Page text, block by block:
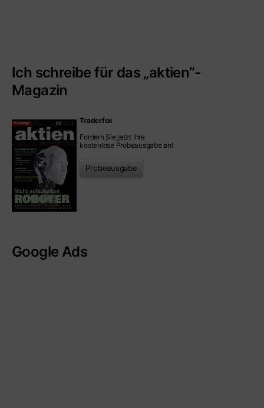
Ich schreibe für das „aktien”-
Magazin
Traderfox
Fordern Sie jetzt Ihre
kostenlose Probeausgabe an!
Probeausgabe
Google Ads